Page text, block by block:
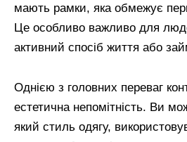
мають рамки, яка обмежує
Це особливо важливо для
активний спосіб життя або
Однією з головних переваг
естетична непомітність. Ви
який стиль одягу,